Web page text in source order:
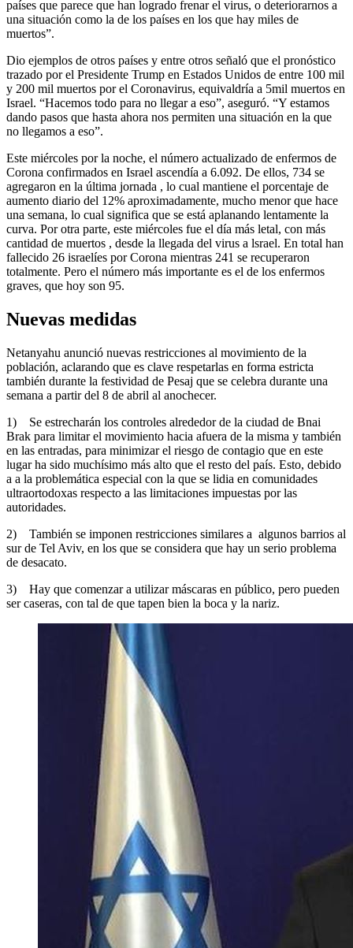
países que parece que han logrado frenar el virus, o deteriorarnos a
una situación como la de los países en los que hay miles de
muertos”.
Dio ejemplos de otros países y entre otros señaló que el pronóstico
trazado por el Presidente Trump en Estados Unidos de entre 100 mil
y 200 mil muertos por el Coronavirus, equivaldría a 5mil muertos en
Israel. “Hacemos todo para no llegar a eso”, aseguró. “Y estamos
dando pasos que hasta ahora nos permiten una situación en la que
no llegamos a eso”.
Este miércoles por la noche, el número actualizado de enfermos de
Corona confirmados en Israel ascendía a 6.092. De ellos, 734 se
agregaron en la última jornada , lo cual mantiene el porcentaje de
aumento diario del 12% aproximadamente, mucho menor que hace
una semana, lo cual significa que se está aplanando lentamente la
curva. Por otra parte, este miércoles fue el día más letal, con más
cantidad de muertos , desde la llegada del virus a lsrael. En total han
fallecido 26 israelíes por Corona mientras 241 se recuperaron
totalmente. Pero el número más importante es el de los enfermos
graves, que hoy son 95.
Nuevas medidas
Netanyahu anunció nuevas restricciones al movimiento de la
población, aclarando que es clave respetarlas en forma estricta
también durante la festividad de Pesaj que se celebra durante una
semana a partir del 8 de abril al anochecer.
1) Se estrecharán los controles alrededor de la ciudad de Bnai
Brak para limitar el movimiento hacia afuera de la misma y también
en las entradas, para minimizar el riesgo de contagio que en este
lugar ha sido muchísimo más alto que el resto del país. Esto, debido
a a la problemática especial con la que se lidia en comunidades
ultraortodoxas respecto a las limitaciones impuestas por las
autoridades.
2) También se imponen restricciones similares a algunos barrios al
sur de Tel Aviv, en los que se considera que hay un serio problema
de desacato.
3) Hay que comenzar a utilizar máscaras en público, pero pueden
ser caseras, con tal de que tapen bien la boca y la nariz.